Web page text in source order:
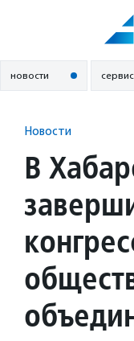
новости
Новости
В